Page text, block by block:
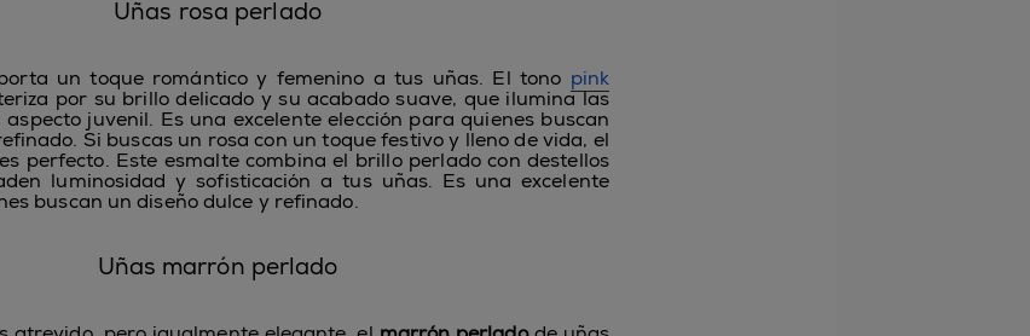
Uñas rosa perlado
un toque romántico y femenino a tus uñas. El tono pink
por su brillo delicado y su acabado suave, que ilumina las
juvenil. Es una excelente elección para quienes buscan
Si buscas un rosa con un toque festivo y lleno de vida, el
es perfecto. Este esmalte combina el brillo perlado con destellos
luminosidad y sofisticación a tus uñas. Es una excelente
buscan un diseño dulce y refinado.
Uñas marrón perlado